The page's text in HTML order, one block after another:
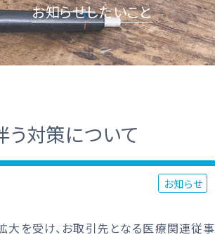
お知らせしたいこと
対策について
お知らせ
大を受け、お取引先となる医療関連従事